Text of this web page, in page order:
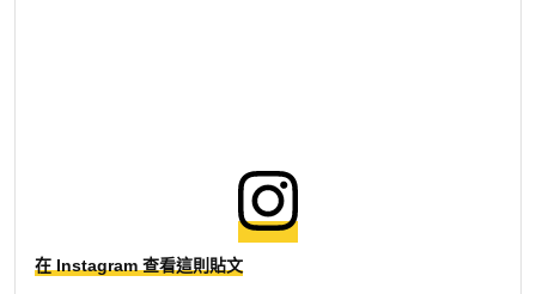
在 Instagram 查看這則貼文